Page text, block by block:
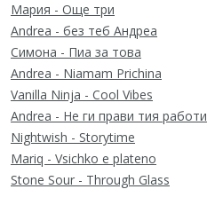
Мария - Още три
Andrea - без теб Андреа
Симона - Пиа за това
Andrea - Niamam Prichina
Vanilla Ninja - Cool Vibes
Andrea - Не ги прави тия работи
Nightwish - Storytime
Mariq - Vsichko e plateno
Stone Sour - Through Glass